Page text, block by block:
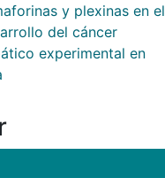
y plexinas en el
del cáncer
experimental en